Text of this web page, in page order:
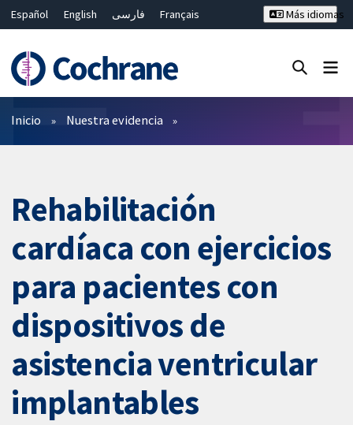
Español English فارسی
Français
Bahasa Malaysia
ไทย 繁體中文
Más idiomas
Filtros
Inicio Nuestra evidencia
Rehabilitación
cardíaca con ejercicios
para pacientes con
dispositivos de
asistencia ventricular
implantables